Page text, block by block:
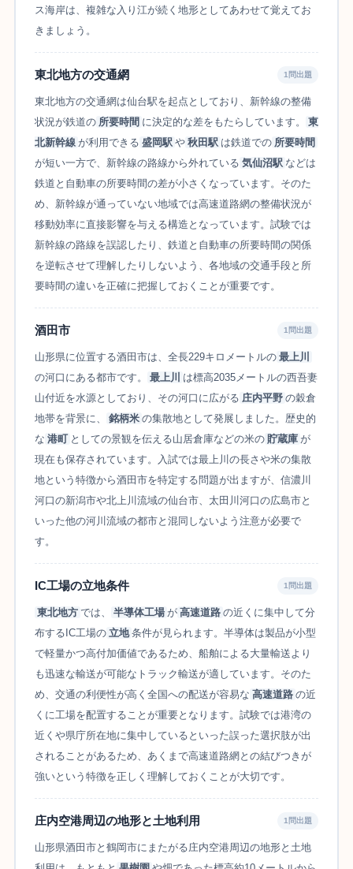
ス海岸は、複雑な入り江が続く地形としてあわせて覚えてお
きましょう。
東北地方の交通網 1問出題
東北地方の交通網は仙台駅を起点としており、新幹線の整備
状況が鉄道の 所要時間 に決定的な差をもたらしています。
東
北新幹線 が利用できる 盛岡駅 や 秋田駅 は鉄道での 所要時間
が短い一方で、新幹線の路線から外れている 気仙沼駅 などは
鉄道と自動車の所要時間の差が小さくなっています。そのた
め、新幹線が通っていない地域では高速道路網の整備状況が
移動効率に直接影響を与える構造となっています。試験では
新幹線の路線を誤認したり、鉄道と自動車の所要時間の関係
を逆転させて理解したりしないよう、各地域の交通手段と所
要時間の違いを正確に把握しておくことが重要です。
酒田市 1問出題
山形県に位置する酒田市は、全長229キロメートルの 最上川
の河口にある都市です。
最上川 は標高2035メートルの西吾妻
山付近を水源としており、その河口に広がる 庄内平野 の穀倉
地帯を背景に、
銘柄米 の集散地として発展しました。歴史的
な 港町 としての景観を伝える山居倉庫などの米の 貯蔵庫 が
現在も保存されています。入試では最上川の長さや米の集散
地という特徴から酒田市を特定する問題が出ますが、信濃川
河口の新潟市や北上川流域の仙台市、太田川河口の広島市と
いった他の河川流域の都市と混同しないよう注意が必要で
す。
IC工場の立地条件 1問出題
東北地方 では、 半導体工場 が 高速道路 の近くに集中して分
布するIC工場の 立地 条件が見られます。半導体は製品が小型
で軽量かつ高付加価値であるため、船舶による大量輸送より
も迅速な輸送が可能なトラック輸送が適しています。そのた
め、交通の利便性が高く全国への配送が容易な 高速道路 の近
くに工場を配置することが重要となります。試験では港湾の
近くや県庁所在地に集中しているといった誤った選択肢が出
されることがあるため、あくまで高速道路網との結びつきが
強いという特徴を正しく理解しておくことが大切です。
庄内空港周辺の地形と土地利用 1問出題
山形県酒田市と鶴岡市にまたがる庄内空港周辺の地形と土地